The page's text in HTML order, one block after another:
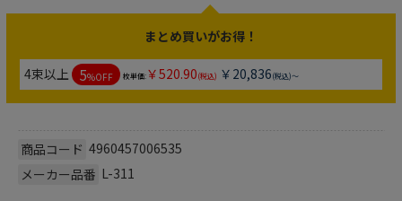
まとめ買いがお得！
4束以上 5%OFF 枚単価:￥520.90(税込) ￥20,836(税込)～
商品コード 4960457006535
メーカー品番 L-311